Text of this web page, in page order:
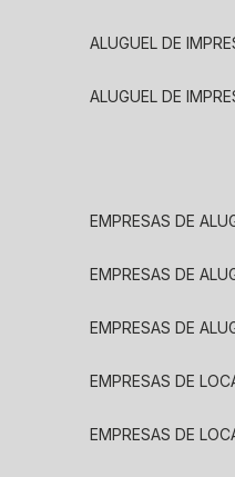
ALUGUEL DE
ALUGUEL DE
EMPRESAS DE
EMPRESAS DE
EMPRESAS DE
EMPRESAS DE
EMPRESAS DE